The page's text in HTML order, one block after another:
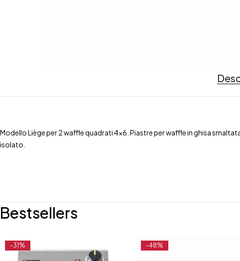
Modello Liège per 2 waffle quadrati 4×6. Piastre per waffle in ghisa
isolato.
Bestsellers
-31% -48%